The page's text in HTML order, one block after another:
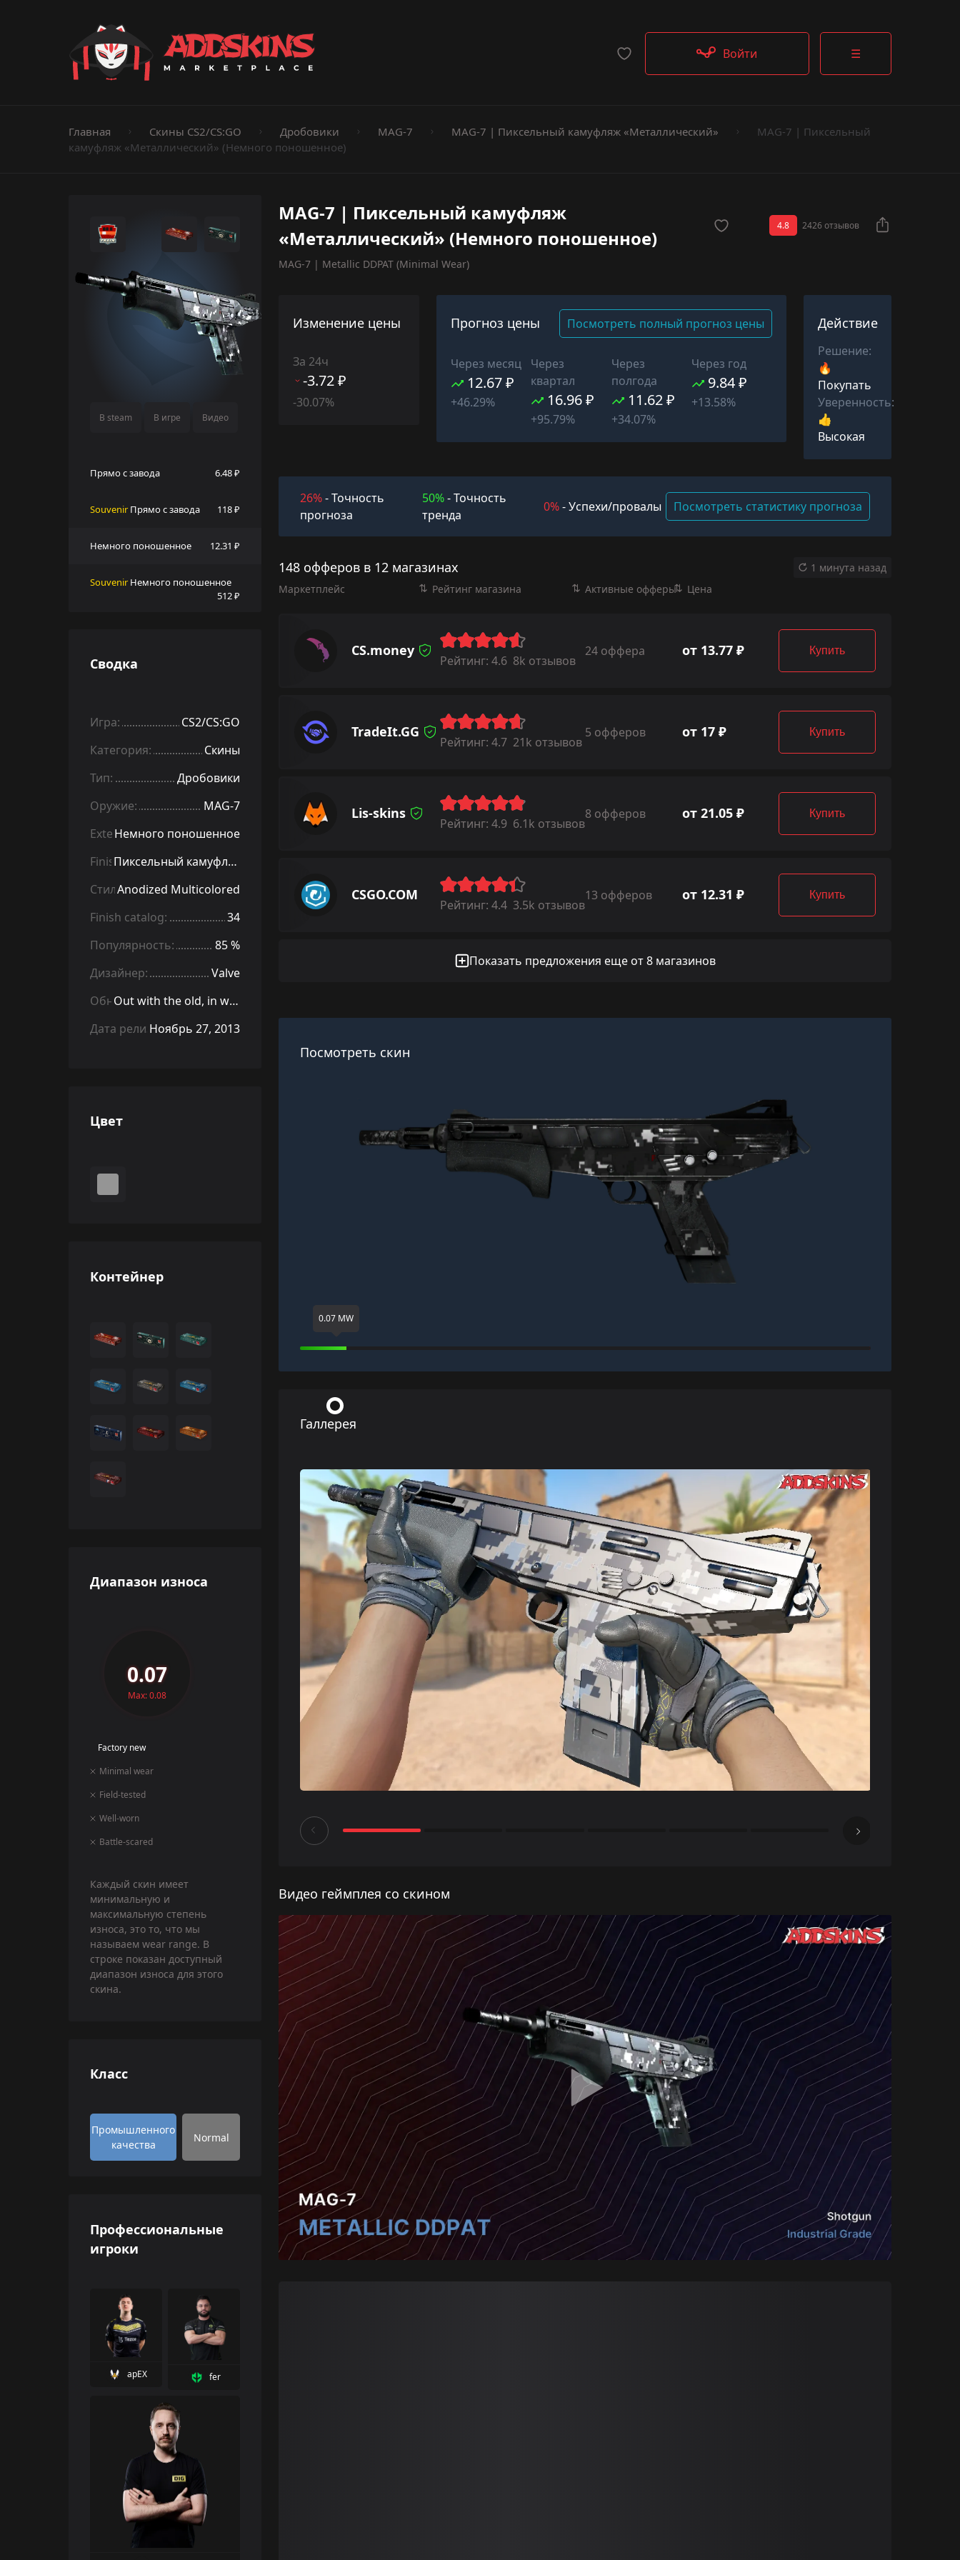
☰
Пистолеты
Ножи
Штурмовые винтовки
Войти
Главная Скины CS2/CS:GO Дробовики MAG-7 MAG-7 | Пиксельный камуфляж «Металлический»
MAG-7 | Пиксельный
камуфляж «Металлический» (Немного поношенное)
MAG-7 | Пиксельный камуфляж
«Металлический» (Немного поношенное)
MAG-7 | Metallic DDPAT (Minimal Wear)
4.8 2426 отзывов
В steam В игре Видео
Прямо с завода 6.48 ₽
Souvenir Прямо с завода 118 ₽
Немного поношенное 12.31 ₽
Souvenir Немного поношенное
512 ₽
Изменение цены
За 24ч
-3.72 ₽
-30.07%
Прогноз цены Посмотреть полный прогноз цены
Через месяц
12.67 ₽
+46.29%
Через
квартал
16.96 ₽
+95.79%
Через
полгода
11.62 ₽
+34.07%
Через год
9.84 ₽
+13.58%
Действие
Решение:
🔥
Покупать
Уверенность:
👍
Высокая
26%- Точность
прогноза
50%- Точность
тренда
0%- Успехи/провалы Посмотреть статистику прогноза
148 офферов в 12 магазинах
1 минута назад
Маркетплейс
Рейтинг магазина Активные офферы Цена
CS.money
Рейтинг: 4.6 8k отзывов
24 оффера от 13.77 ₽ Купить
TradeIt.GG
Рейтинг: 4.7 21k отзывов
5 офферов от 17 ₽ Купить
Lis-skins
Рейтинг: 4.9 6.1k отзывов
8 офферов от 21.05 ₽ Купить
CSGO.COM
Рейтинг: 4.4 3.5k отзывов
13 офферов от 12.31 ₽ Купить
Показать предложения еще от 8 магазинов
Посмотреть скин
0.07 MW
Галлерея
Видео геймплея со скином
Сводка
Игра:
CS2/CS:GO
Категория:
Скины
Тип:
Дробовики
Оружие:
MAG-7
Exterior:Немного поношенное
Finish:
Пиксельный камуфляж «Металлический»
Стиль:Anodized Multicolored
Finish catalog:
34
Популярность:
85 %
Дизайнер:
Valve
Обновление:
Out with the old, in with the new
Дата релиза:Ноябрь 27, 2013
Цвет
Контейнер
Диапазон износа
0.07
Max: 0.08
Factory new
Minimal wear
Field-tested
Well-worn
Battle-scared
Каждый скин имеет
минимальную и
максимальную степень
износа, это то, что мы
называем wear range. В
строке показан доступный
диапазон износа для этого
скина.
Класс
Промышленного
качества
Normal
Профессиональные
игроки
apEX fer